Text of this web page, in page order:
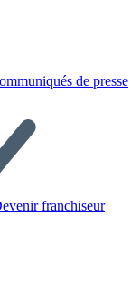
de presse
franchiseur